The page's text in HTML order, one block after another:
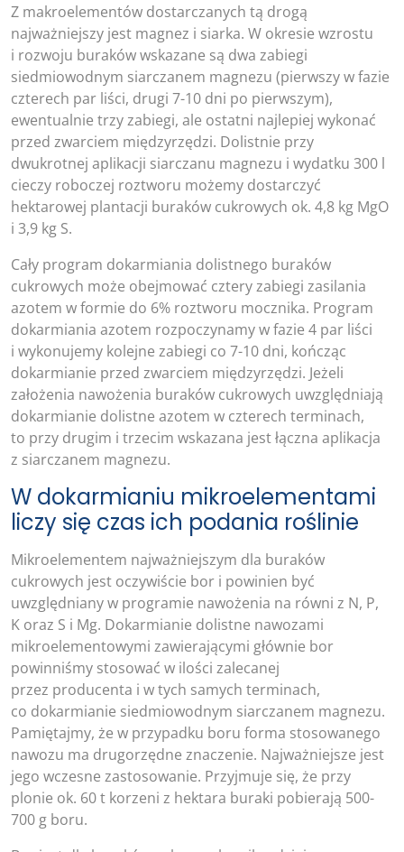
Z makroelementów dostarczanych tą drogą
najważniejszy jest magnez i siarka. W okresie wzrostu
i rozwoju buraków wskazane są dwa zabiegi
siedmiowodnym siarczanem magnezu (pierwszy w fazie
czterech par liści, drugi 7-10 dni po pierwszym),
ewentualnie trzy zabiegi, ale ostatni najlepiej wykonać
przed zwarciem międzyrzędzi. Dolistnie przy
dwukrotnej aplikacji siarczanu magnezu i wydatku 300 l
cieczy roboczej roztworu możemy dostarczyć
hektarowej plantacji buraków cukrowych ok. 4,8 kg MgO
i 3,9 kg S.
Cały program dokarmiania dolistnego buraków
cukrowych może obejmować cztery zabiegi zasilania
azotem w formie do 6% roztworu mocznika. Program
dokarmiania azotem rozpoczynamy w fazie 4 par liści
i wykonujemy kolejne zabiegi co 7-10 dni, kończąc
dokarmianie przed zwarciem międzyrzędzi. Jeżeli
założenia nawożenia buraków cukrowych uwzględniają
dokarmianie dolistne azotem w czterech terminach,
to przy drugim i trzecim wskazana jest łączna aplikacja
z siarczanem magnezu.
W dokarmianiu mikroelementami
liczy się czas ich podania roślinie
Mikroelementem najważniejszym dla buraków
cukrowych jest oczywiście bor i powinien być
uwzględniany w programie nawożenia na równi z N, P,
K oraz S i Mg. Dokarmianie dolistne nawozami
mikroelementowymi zawierającymi głównie bor
powinniśmy stosować w ilości zalecanej
przez producenta i w tych samych terminach,
co dokarmianie siedmiowodnym siarczanem magnezu.
Pamiętajmy, że w przypadku boru forma stosowanego
nawozu ma drugorzędne znaczenie. Najważniejsze jest
jego wczesne zastosowanie. Przyjmuje się, że przy
plonie ok. 60 t korzeni z hektara buraki pobierają 500-
700 g boru.